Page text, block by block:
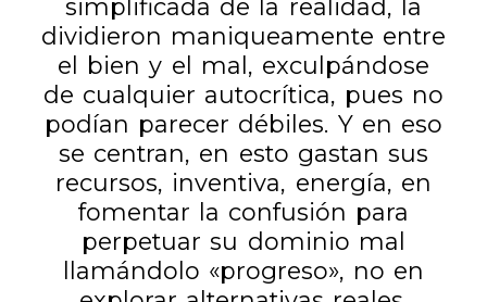
simplificada de la realidad, la
dividieron maniqueamente entre
el bien y el mal, exculpándose
de cualquier autocrítica, pues no
podían parecer débiles. Y en eso
se centran, en esto gastan sus
recursos, inventiva, energía, en
fomentar la confusión para
perpetuar su dominio mal
llamándolo «progreso», no en